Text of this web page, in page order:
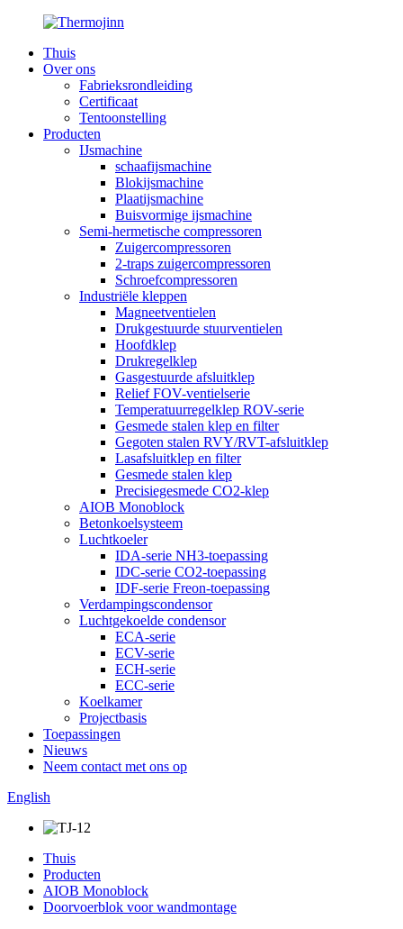
Thuis
Over ons
Fabrieksrondleiding
Certificaat
Tentoonstelling
Producten
IJsmachine
schaafijsmachine
Blokijsmachine
Plaatijsmachine
Buisvormige ijsmachine
Semi-hermetische compressoren
Zuigercompressoren
2-traps zuigercompressoren
Schroefcompressoren
Industriële kleppen
Magneetventielen
Drukgestuurde stuurventielen
Hoofdklep
Drukregelklep
Gasgestuurde afsluitklep
Relief FOV-ventielserie
Temperatuurregelklep ROV-serie
Gesmede stalen klep en filter
Gegoten stalen RVY/RVT-afsluitklep
Lasafsluitklep en filter
Gesmede stalen klep
Precisiegesmede CO2-klep
AIOB Monoblock
Betonkoelsysteem
Luchtkoeler
IDA-serie NH3-toepassing
IDC-serie CO2-toepassing
IDF-serie Freon-toepassing
Verdampingscondensor
Luchtgekoelde condensor
ECA-serie
ECV-serie
ECH-serie
ECC-serie
Koelkamer
Projectbasis
Toepassingen
Nieuws
Neem contact met ons op
English
Thuis
Producten
AIOB Monoblock
Doorvoerblok voor wandmontage